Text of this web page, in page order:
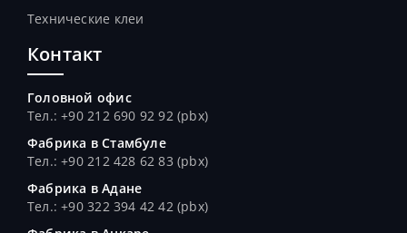
Технические клеи
Контакт
Головной офис
Тел.: +90 212 690 92 92 (pbx)
Фабрика в Стамбуле
Тел.: +90 212 428 62 83 (pbx)
Фабрика в Адане
Тел.: +90 322 394 42 42 (pbx)